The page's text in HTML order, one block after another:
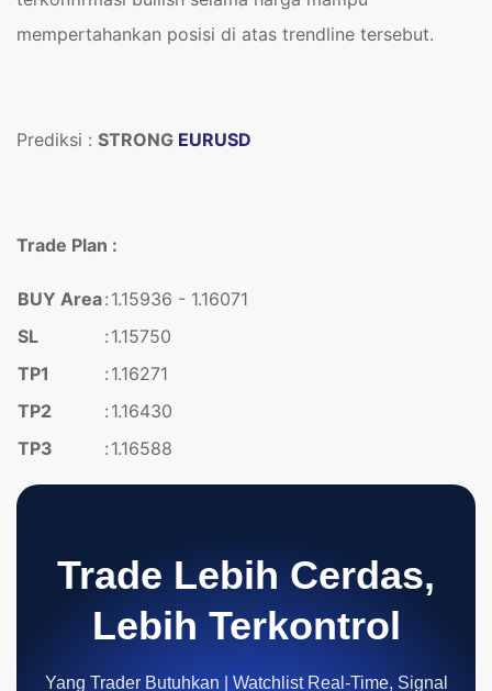
mempertahankan posisi di atas trendline tersebut.
Prediksi : STRONG EURUSD
Trade Plan :
BUY Area: 1.15936 - 1.16071
SL
: 1.15750
TP1
: 1.16271
TP2
: 1.16430
TP3
: 1.16588
Trade Lebih Cerdas,
Lebih Terkontrol
Yang Trader Butuhkan | Watchlist Real-Time, Signal